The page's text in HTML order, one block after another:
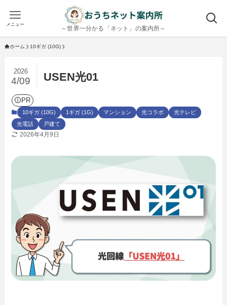
～世界一分かる「ネット」の案内所～
メニュー
ホーム 10ギガ (10G)
USEN光01
2026
4/09
PR
10ギガ (10G) 1ギガ (1G) マンション 光コラボ
光テレビ
光電話
戸建て
2026年4月9日